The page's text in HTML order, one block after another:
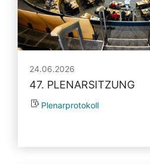
24.06.2026
47. PLENARSITZUNG
Plenarprotokoll